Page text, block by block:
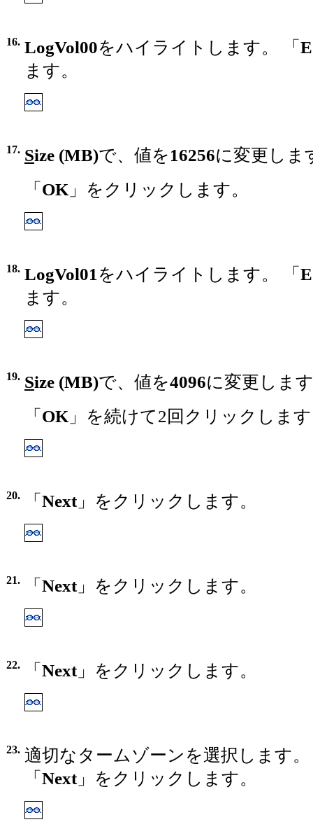
16. LogVol00をハイライトします。 「
ます。
17. Size (MB)で、値を16256に変更しま
「 OK 」をクリックします。
18. LogVol01をハイライトします。 「
ます。
19. Size (MB)で、値を4096に変更しま
「 OK 」を続けて2回クリックしま
20. 「 Next」をクリックします。
21. 「 Next」をクリックします。
22. 「 Next」をクリックします。
23. 適切なタームゾーンを選択します。
「 Next」をクリックします。